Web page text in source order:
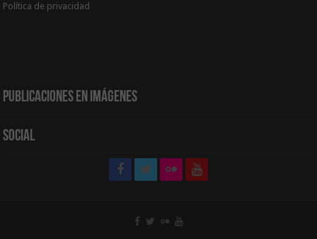
Política de privacidad
Publicaciones en Imágenes
Social